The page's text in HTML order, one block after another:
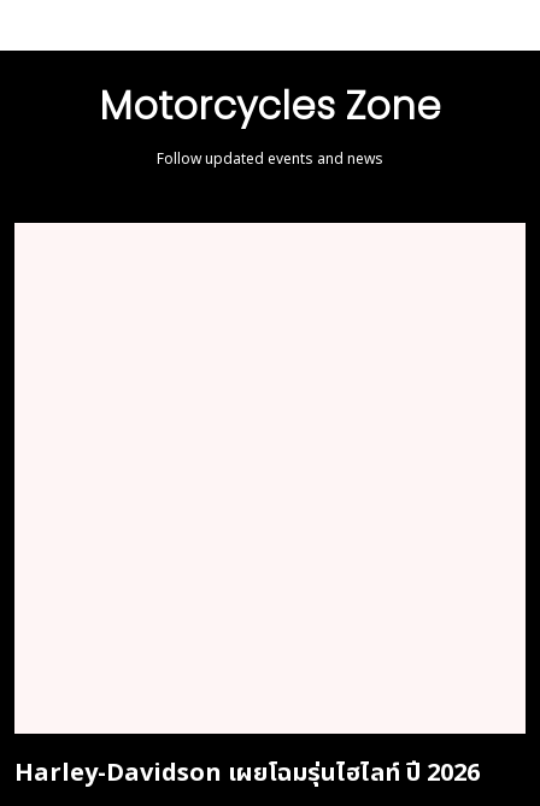
Motorcycles Zone
Follow updated events and news
Harley-Davidson เผยโฉมรุ่นไฮไลท์ ปี 2026